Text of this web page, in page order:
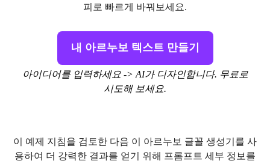
피로 빠르게 바꿔보세요.
내 아르누보 텍스트 만들기
아이디어를 입력하세요 -> AI가 디자인합니다. 무료로
시도해 보세요.
이 예제 지침을 검토한 다음 이 아르누보 글꼴 생성기를 사
용하여 더 강력한 결과를 얻기 위해 프롬프트 세부 정보를